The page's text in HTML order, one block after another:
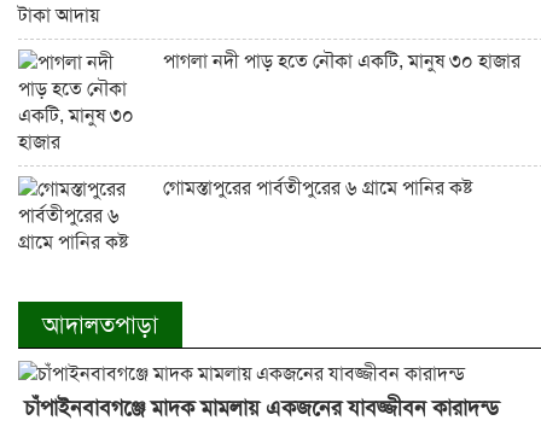
পাগলা নদী পাড় হতে নৌকা একটি, মানুষ ৩০ হাজার
গোমস্তাপুরের পার্বতীপুরের ৬ গ্রামে পানির কষ্ট
আদালতপাড়া
চাঁপাইনবাবগঞ্জে মাদক মামলায় একজনের যাবজ্জীবন কারাদন্ড